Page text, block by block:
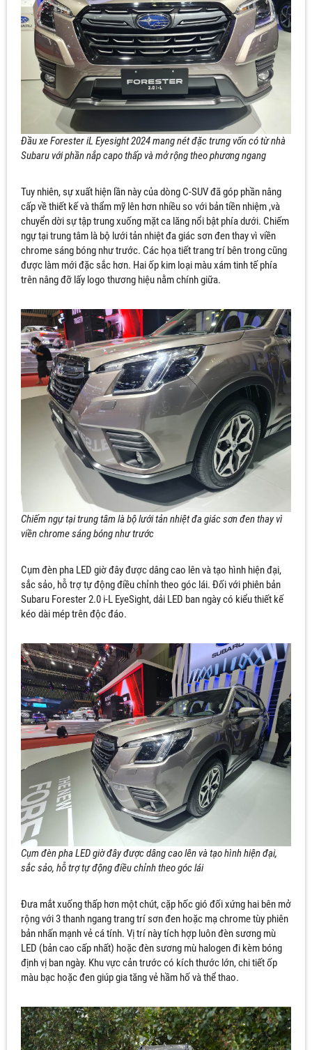
Đầu xe Forester iL Eyesight 2024 mang nét đặc trưng vốn có từ nhà
Subaru với phần nắp capo thấp và mở rộng theo phương ngang
Tuy nhiên, sự xuất hiện lần này của dòng C-SUV đã góp phần nâng
cấp về thiết kế và thẩm mỹ lên hơn nhiều so với bản tiền nhiệm ,và
chuyển dời sự tập trung xuống mặt ca lăng nổi bật phía dưới. Chiếm
ngự tại trung tâm là bộ lưới tản nhiệt đa giác sơn đen thay vì viền
chrome sáng bóng như trước. Các họa tiết trang trí bên trong cũng
được làm mới đặc sắc hơn. Hai ốp kim loại màu xám tinh tế phía
trên nâng đỡ lấy logo thương hiệu nằm chính giữa.
Chiếm ngự tại trung tâm là bộ lưới tản nhiệt đa giác sơn đen thay vì
viền chrome sáng bóng như trước
Cụm đèn pha LED giờ đây được dâng cao lên và tạo hình hiện đại,
sắc sảo, hỗ trợ tự động điều chỉnh theo góc lái. Đối với phiên bản
Subaru Forester 2.0 i-L EyeSight, dải LED ban ngày có kiểu thiết kế
kéo dài mép trên độc đáo.
Cụm đèn pha LED giờ đây được dâng cao lên và tạo hình hiện đại,
sắc sảo, hỗ trợ tự động điều chỉnh theo góc lái
Đưa mắt xuống thấp hơn một chút, cặp hốc gió đối xứng hai bên mở
rộng với 3 thanh ngang trang trí sơn đen hoặc mạ chrome tùy phiên
bản nhấn mạnh vẻ cá tính. Vị trí này tích hợp luôn đèn sương mù
LED (bản cao cấp nhất) hoặc đèn sương mù halogen đi kèm bóng
định vị ban ngày. Khu vực cản trước có kích thước lớn, chi tiết ốp
màu bạc hoặc đen giúp gia tăng vẻ hầm hố và thể thao.